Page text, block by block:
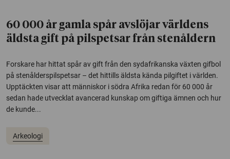
60 000 år gamla spår avslöjar världens
äldsta gift på pilspetsar från stenåldern
Forskare har hittat spår av gift från den sydafrikanska växten gifbol
på stenålderspilspetsar – det hittills äldsta kända pilgiftet i världen.
Upptäckten visar att människor i södra Afrika redan för 60 000 år
sedan hade utvecklat avancerad kunskap om giftiga ämnen och hur
de kunde...
Arkeologi